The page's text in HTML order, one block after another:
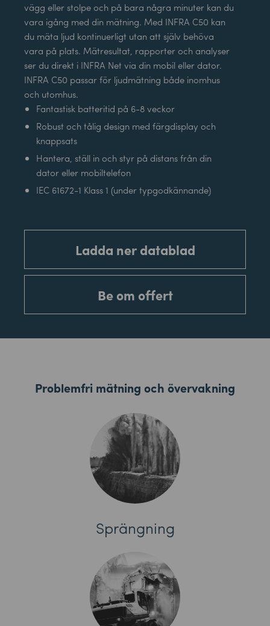
vägg eller stolpe och på bara några minuter kan du
vara igång med din mätning. Med INFRA C50 kan
du mäta ljud kontinuerligt utan att själv behöva
vara på plats. Mätresultat, rapporter och analyser
ser du direkt i INFRA Net via din mobil eller dator.
INFRA C50 passar för ljudmätning både inomhus
och utomhus.
Fantastisk batteritid på 6-8 veckor
Robust och tålig design med färgdisplay och
knappsats
Hantera, ställ in och styr på distans från din
dator eller mobiltelefon
IEC 61672-1 Klass 1 (under typgodkännande)
Ladda ner datablad
Be om offert
Problemfri mätning och övervakning
Sprängning